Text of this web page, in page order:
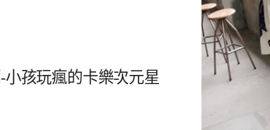
小孩玩瘋的卡樂次元星